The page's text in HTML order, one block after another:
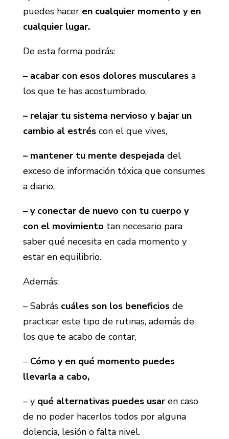
puedes hacer en cualquier momento y en
cualquier lugar.
De esta forma podrás:
– acabar con esos dolores muscularesa
los que te has acostumbrado,
– relajar tu sistema nervioso y bajar un
cambio al estréscon el que vives,
– mantener tu mente despejada del
exceso de información tóxica que consumes
a diario,
– y conectar de nuevo con tu cuerpo y
con el movimiento tan necesario para
saber qué necesita en cada momento y
estar en equilibrio.
Además:
– Sabrás cuáles son los beneficiosde
practicar este tipo de rutinas, además de
los que te acabo de contar,
– Cómo y en qué momento puedes
llevarla a cabo,
– y qué alternativas puedes usaren caso
de no poder hacerlos todos por alguna
dolencia, lesión o falta nivel.